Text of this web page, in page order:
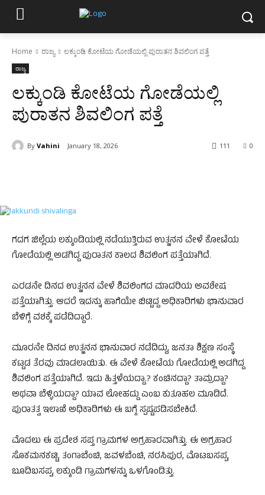
Home ರಾಜ್ಯ ಲಕ್ಕುಂಡಿ ಕೋಟೆಯ ಗೋಡೆಯಲ್ಲಿ ಪುರಾತನ ಶಿವಲಿಂಗ ಪತ್ತೆ
ರಾಜ್ಯ
ಲಕ್ಕುಂಡಿ ಕೋಟೆಯ ಗೋಡೆಯಲ್ಲಿ
ಪುರಾತನ ಶಿವಲಿಂಗ ಪತ್ತೆ
By Vahini January 18, 2026 0
111
ಗದಗ ಜಿಲ್ಲೆಯ ಲಕ್ಕುಂಡಿಯಲ್ಲಿ ನಡೆಯುತ್ತಿರುವ ಉತ್ಖನನ ವೇಳೆ ಕೋಟೆಯ
ಗೋಡೆಯಲ್ಲಿ ಅಡಗಿದ್ದ ಪುರಾತನ ಕಾಲದ ಶಿವಲಿಂಗ ಪತ್ತೆಯಾಗಿದೆ.
ಎರಡನೇ ದಿನದ ಉತ್ಖನನ ವೇಳೆ ಶಿವಲಿಂಗದ ಮಾದರಿಯ ಅವಶೇಷ
ಪತ್ತೆಯಾಗಿತ್ತು. ಆದರೆ ಇದನ್ನು ಹಾಗೆಯೇ ಬಿಟ್ಟಿದ್ದ ಅಧಿಕಾರಿಗಳು ಭಾನುವಾರ
ಬೆಳಿಗ್ಗೆ ವಶಕ್ಕೆ ಪಡೆದಿದ್ದಾರೆ.
ಮೂರನೇ ದಿನದ ಉತ್ಖನನ ಭಾನುವಾರ ನಡೆದಿದ್ದು, ಜನತಾ ಶಿಕ್ಷಣ ಸಂಸ್ಥೆ
ಕಟ್ಟಡ ತೆರವು ಮಾಡಲಾಯಿತು. ಈ ವೇಳೆ ಕೋಟೆಯ ಗೋಡೆಯಲ್ಲಿ ಅಡಗಿದ್ದ
ಶಿವಲಿಂಗ ಪತ್ತೆಯಾಗಿದೆ. ಇದು ಹಿತ್ತಳೆಯದ್ದಾ.? ಕಂಚಿನದ್ದಾ? ತಾಮ್ರದ್ದಾ?
ಅಥವಾ ಬೆಳ್ಳಿಯದ್ದಾ? ಯಾವ ಲೋಹದ್ದು ಎಂಬ ಕುತೂಹಲ ಮೂಡಿದೆ.
ಪುರಾತತ್ವ ಇಲಾಖೆ ಅಧಿಕಾರಿಗಳು ಈ ಬಗ್ಗೆ ಸ್ಪಷ್ಟಪಡಿಸಬೇಕಿದೆ.
ಮೊದಲು ಈ ಪ್ರದೇಶ ಸಪ್ತ ಗ್ರಾಮಗಳ ಅಗ್ರಹಾರವಾಗಿತ್ತು. ಈ ಅಗ್ರಹಾರ
ಸೊಕಮನಕಟ್ಟಿ, ತಂಗಾಬೆಂಚಿ, ಜವಳಬೆಂಚಿ, ನರಸಿಪುರ, ಮೊಟಬಸಪ್ಪ,
ಬೂದಿಬಸಪ್ಪ, ಲಕ್ಕುಂಡಿ ಗ್ರಾಮಗಳನ್ನು ಒಳಗೊಂಡಿತ್ತು.